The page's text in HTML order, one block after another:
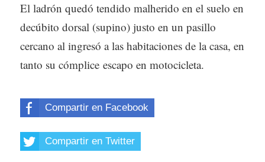
El ladrón quedó tendido malherido en el suelo en
decúbito dorsal (supino) justo en un pasillo
cercano al ingresó a las habitaciones de la casa, en
tanto su cómplice escapo en motocicleta.
Compartir en Facebook
Compartir en Twitter